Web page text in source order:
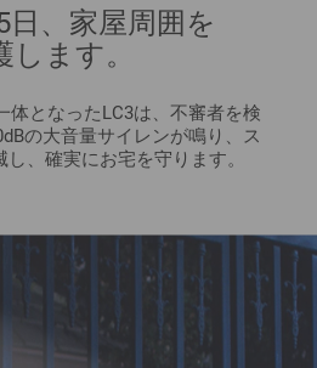
日、家屋周囲を
します。
体となったLC3は、不審者を検
の大音量サイレンが鳴り、ス
、確実にお宅を守ります。